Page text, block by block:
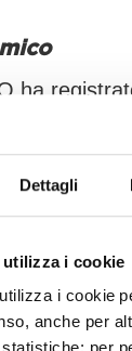
Dettagli
i cookie
i cookie
anche per
ha
operativo
aumento
che